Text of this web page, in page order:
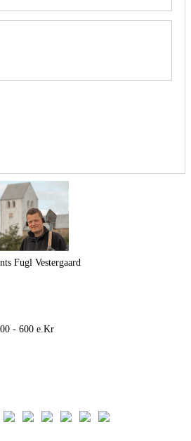
Fugl Vestergaard
- 600 e.Kr